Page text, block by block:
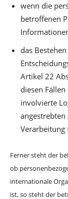
wenn die
betroffenen
das
Artikel 22
diesen
involvierte
Verarbeitung
Ferner steht der
ob
internationale
ist, so steht der